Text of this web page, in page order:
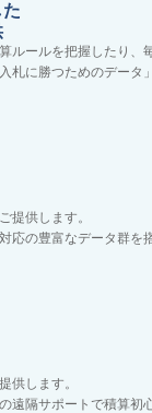
ルールを把握したり、
札に勝つためのデータ
提供します。
応の豊富なデータ群を
供します。
遠隔サポートで積算初